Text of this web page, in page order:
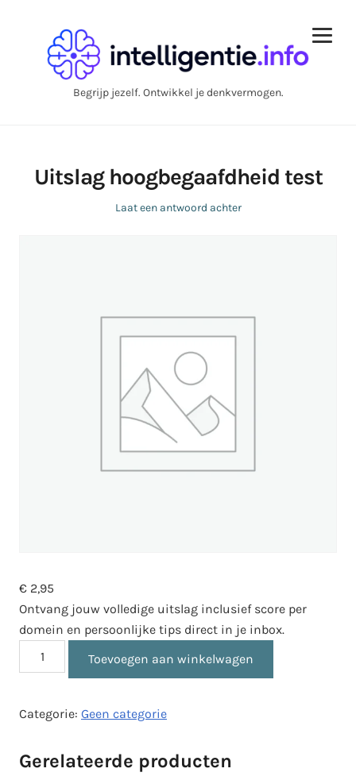
Begrijp jezelf. Ontwikkel je denkvermogen.
Uitslag hoogbegaafdheid test
Laat een antwoord achter
€ 2,95
Ontvang jouw volledige uitslag inclusief score per
domein en persoonlijke tips direct in je inbox.
Uitslag
hoogbegaafdheid
aantal
Toevoegen aan winkelwagen
Categorie: Geen categorie
Gerelateerde producten